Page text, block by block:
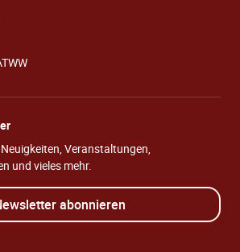
Veranstaltungen,
und vieles mehr.
abonnieren